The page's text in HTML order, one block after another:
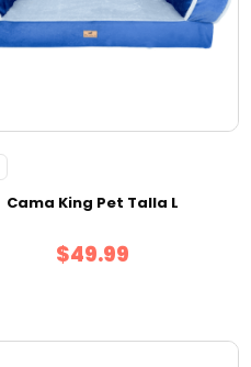
Cama King Pet Talla L
$49.99